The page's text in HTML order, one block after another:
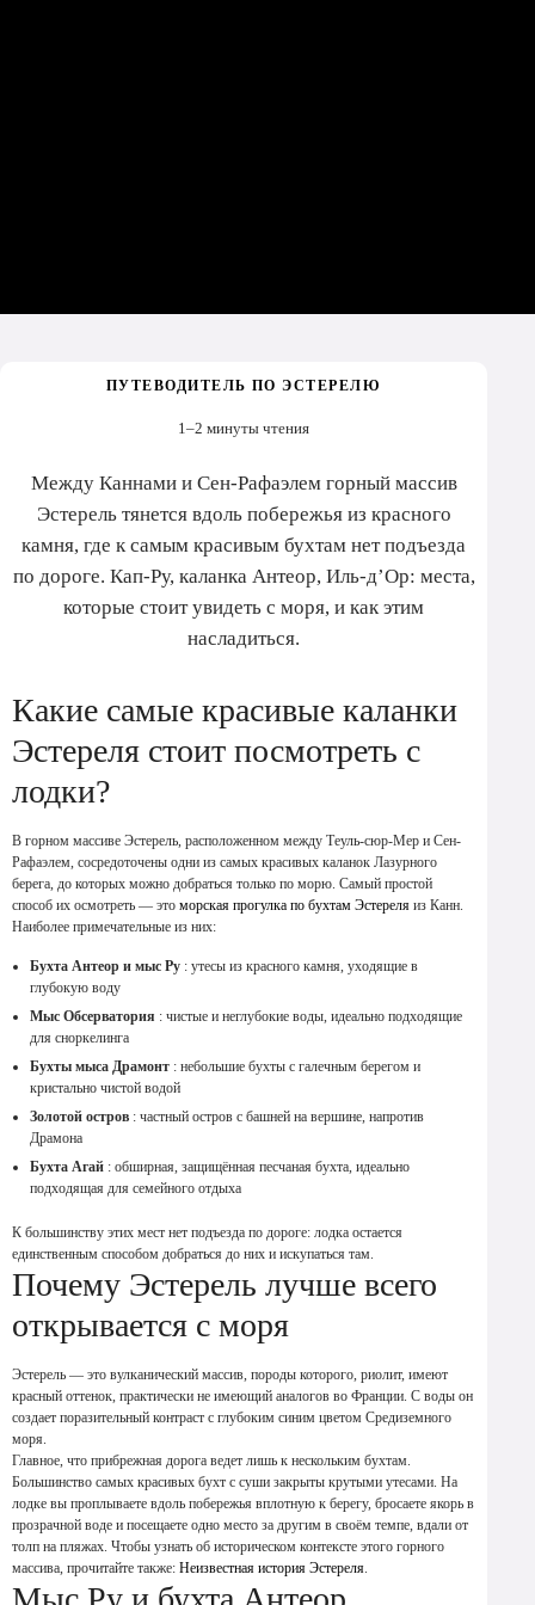
ПУТЕВОДИТЕЛЬ ПО ЭСТЕРЕЛЮ
1–2 минуты чтения
Между Каннами и Сен-Рафаэлем горный массив
Эстерель тянется вдоль побережья из красного
камня, где к самым красивым бухтам нет подъезда
по дороге. Кап-Ру, каланка Антеор, Иль-д’Ор: места,
которые стоит увидеть с моря, и как этим
насладиться.
Какие самые красивые каланки
Эстереля стоит посмотреть с
лодки?
В горном массиве Эстерель, расположенном между Теуль-сюр-Мер и Сен-
Рафаэлем, сосредоточены одни из самых красивых каланок Лазурного
берега, до которых можно добраться только по морю. Самый простой
способ их осмотреть — это морская прогулка по бухтам Эстереля из Канн.
Наиболее примечательные из них:
Бухта Антеор и мыс Ру : утесы из красного камня, уходящие в
глубокую воду
Мыс Обсерватория : чистые и неглубокие воды, идеально подходящие
для сноркелинга
Бухты мыса Драмонт : небольшие бухты с галечным берегом и
кристально чистой водой
Золотой остров : частный остров с башней на вершине, напротив
Драмона
Бухта Агай : обширная, защищённая песчаная бухта, идеально
подходящая для семейного отдыха
К большинству этих мест нет подъезда по дороге: лодка остается
единственным способом добраться до них и искупаться там.
Почему Эстерель лучше всего
открывается с моря
Эстерель — это вулканический массив, породы которого, риолит, имеют
красный оттенок, практически не имеющий аналогов во Франции. С воды он
создает поразительный контраст с глубоким синим цветом Средиземного
моря.
Главное, что прибрежная дорога ведет лишь к нескольким бухтам.
Большинство самых красивых бухт с суши закрыты крутыми утесами. На
лодке вы проплываете вдоль побережья вплотную к берегу, бросаете якорь в
прозрачной воде и посещаете одно место за другим в своём темпе, вдали от
толп на пляжах. Чтобы узнать об историческом контексте этого горного
массива, прочитайте также: Неизвестная история Эстереля